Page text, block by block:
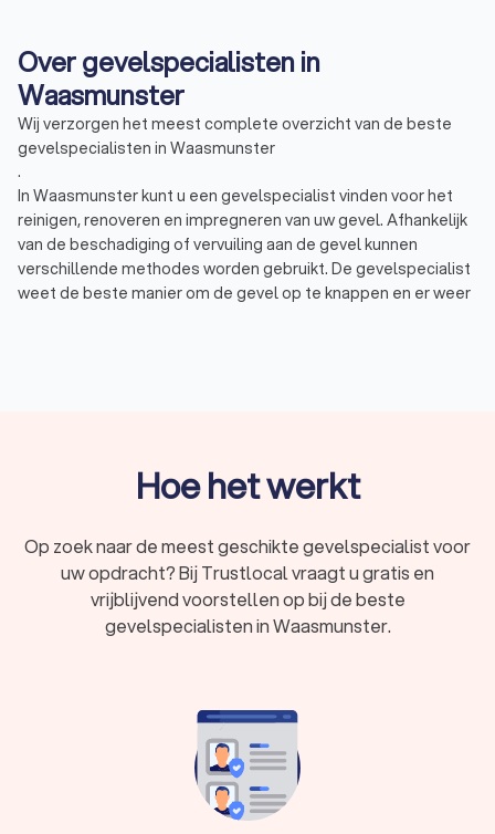
Over gevelspecialisten in
Waasmunster
Wij verzorgen het meest complete overzicht van de beste
gevelspecialisten in Waasmunster
.
In Waasmunster kunt u een gevelspecialist vinden voor het
reinigen, renoveren en impregneren van uw gevel. Afhankelijk
van de beschadiging of vervuiling aan de gevel kunnen
verschillende methodes worden gebruikt. De gevelspecialist
weet de beste manier om de gevel op te knappen en er weer
voorkomt u vocht en lekkages.
tegen vocht.
In Waasmunster hebben wij 80 goede gevelspecialisten
gevonden. De specialisten in Waasmunster hebben een
gemiddelde Trustlocal-score van een 8.8. Welke
verschillende gevelspecialisten. Zo kunt u eenvoudig de
gevelspecialisten vergelijken en de specialist kiezen die bij u
Hoe het werkt
Op zoek naar de meest geschikte gevelspecialist voor
uw opdracht? Bij Trustlocal vraagt u gratis en
vrijblijvend voorstellen op bij de beste
gevelspecialisten in Waasmunster.